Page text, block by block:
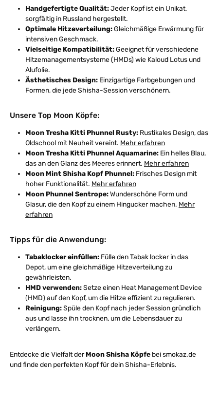
Handgefertigte Qualität:Jeder Kopf ist ein Unikat,
sorgfältig in Russland hergestellt.
Optimale Hitzeverteilung:Gleichmäßige Erwärmung für
intensiven Geschmack.
Vielseitige Kompatibilität:Geeignet für verschiedene
Hitzemanagementsysteme (HMDs) wie Kaloud Lotus und
Alufolie.
Ästhetisches Design: Einzigartige Farbgebungen und
Formen, die jede Shisha-Session verschönern.
Unsere Top Moon Köpfe:
Moon Tresha Kitti Phunnel Rusty: Rustikales Design, das
Oldschool mit Neuheit vereint. Mehr erfahren
Moon Tresha Kitti Phunnel Aquamarine: Ein helles Blau,
das an den Glanz des Meeres erinnert. Mehr erfahren
Moon Mint Shisha Kopf Phunnel: Frisches Design mit
hoher Funktionalität. Mehr erfahren
Moon Phunnel Sentrope:Wunderschöne Form und
Glasur, die den Kopf zu einem Hingucker machen. Mehr
erfahren
Tipps für die Anwendung:
Tabaklocker einfüllen: Fülle den Tabak locker in das
Depot, um eine gleichmäßige Hitzeverteilung zu
gewährleisten.
HMD verwenden:Setze einen Heat Management Device
(HMD) auf den Kopf, um die Hitze effizient zu regulieren.
Reinigung:Spüle den Kopf nach jeder Session gründlich
aus und lasse ihn trocknen, um die Lebensdauer zu
verlängern.
Entdecke die Vielfalt derMoon Shisha Köpfe bei smokaz.de
und finde den perfekten Kopf für dein Shisha-Erlebnis.